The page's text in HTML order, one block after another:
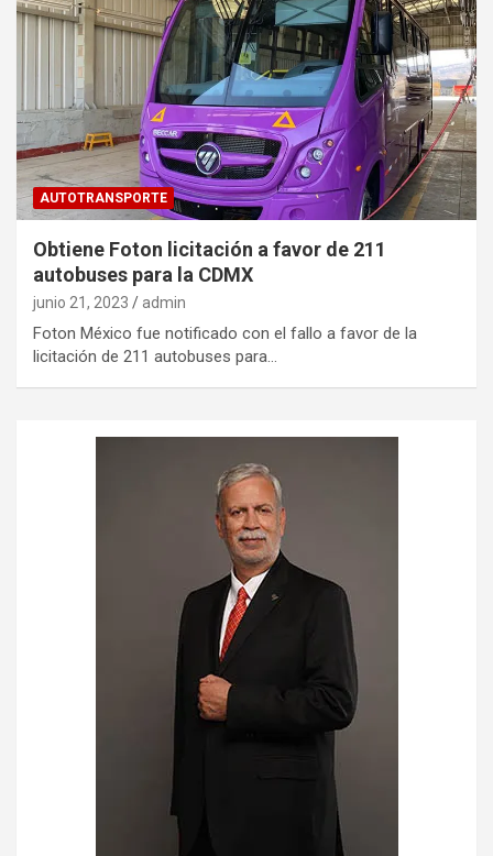
AUTOTRANSPORTE
Obtiene Foton licitación a favor de 211
autobuses para la CDMX
junio 21, 2023 admin
Foton México fue notificado con el fallo a favor de la
licitación de 211 autobuses para…